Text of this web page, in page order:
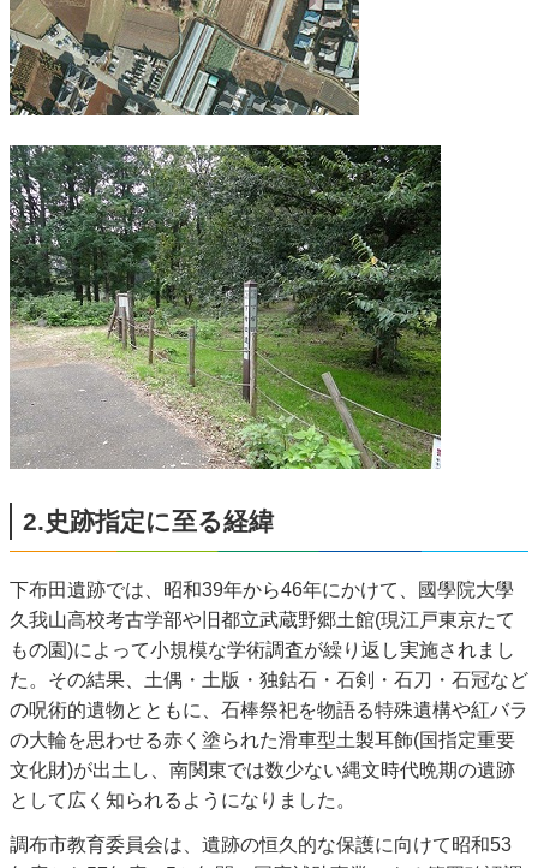
2.史跡指定に至る経緯
下布田遺跡では、昭和39年から46年にかけて、國學院大學
久我山高校考古学部や旧都立武蔵野郷土館(現江戸東京たて
もの園)によって小規模な学術調査が繰り返し実施されまし
た。その結果、土偶・土版・独鈷石・石剣・石刀・石冠など
の呪術的遺物とともに、石棒祭祀を物語る特殊遺構や紅バラ
の大輪を思わせる赤く塗られた滑車型土製耳飾(国指定重要
文化財)が出土し、南関東では数少ない縄文時代晩期の遺跡
として広く知られるようになりました。
調布市教育委員会は、遺跡の恒久的な保護に向けて昭和53